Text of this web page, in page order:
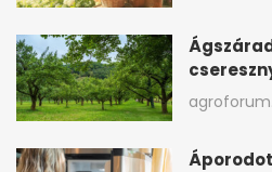
kajszin: